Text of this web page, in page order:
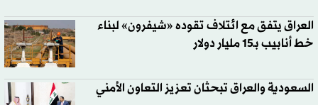
العراق يتفق مع ائتلاف تقوده «شيفرون» لبناء
خط أنابيب بـ15 مليار دولار
السعودية والعراق تبحثان تعزيز التعاون الأمني